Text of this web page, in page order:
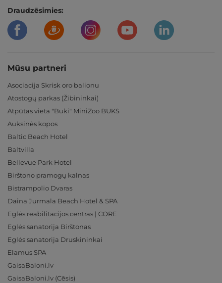
Draudzēsimies:
Mūsu partneri
Asociacija Skrisk oro balionu
Atostogų parkas (Žibininkai)
Atpūtas vieta "Buki" MiniZoo BUKS
Auksinės kopos
Baltic Beach Hotel
Baltvilla
Bellevue Park Hotel
Birštono pramogų kalnas
Bistrampolio Dvaras
Daina Jurmala Beach Hotel & SPA
Eglės reabilitacijos centras | CORE
Eglės sanatorija Birštonas
Eglės sanatorija Druskininkai
Elamus SPA
GaisaBaloni.lv
GaisaBaloni.lv (Cēsis)